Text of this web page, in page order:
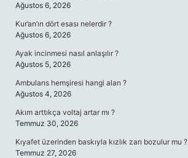
Ağustos 6, 2026
Kur’an’ın dört esası nelerdir ?
Ağustos 6, 2026
Ayak incinmesi nasıl anlaşılır ?
Ağustos 5, 2026
Ambulans hemşiresi hangi alan ?
Ağustos 4, 2026
Akım arttıkça voltaj artar mı ?
Temmuz 30, 2026
Kıyafet üzerinden baskıyla kızlık zarı bozulur mu ?
Temmuz 27, 2026